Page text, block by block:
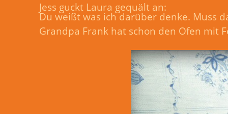
Jess guckt Laura gequält an:
Du weißt was ich darüber denke. Muss
Grandpa Frank hat schon den Ofen mit